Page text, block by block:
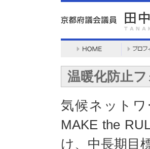
温暖化防止
気候ネット
MAKE the
け、中長期目